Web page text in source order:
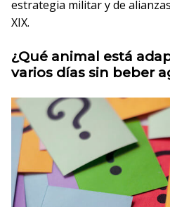
estrategia militar y de
XIX.
¿Qué animal está
varios días sin beber